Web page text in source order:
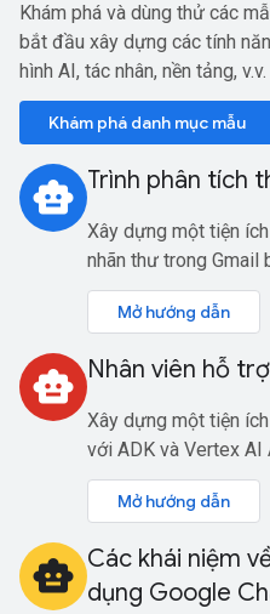
Khám phá và dùng thử các
bắt đầu xây dựng các tính
hình AI, tác nhân, nền tảng, v.v.
Khám phá danh mục mẫu
smart_toy Trình phân tích
Xây dựng một tiện
nhãn thư trong Gmail
Mở hướng dẫn
smart_toy Nhân viên hỗ
Xây dựng một tiện
với ADK và Vertex AI
Mở hướng dẫn
smart_toy Các khái niệm
dụng Google